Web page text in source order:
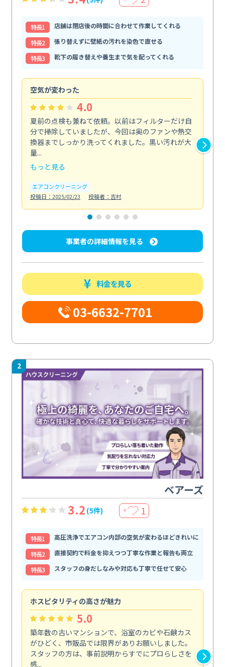
特⻑1
店舗は閉店後の時間に合わせて作業してくれる
特⻑2
張り替えずに壁紙の汚れを染色で直せる
特⻑3
靴下の履き替えや養生まで気を配ってくれる
空気が変わった
4.0
夏前の点検も兼ねて依頼。以前はフィルターだけ自
分で掃除していましたが、今回は奥のファンや熱交
換器までしっかり洗ってくれました。黒い汚れが大
量...
もっと見る
エアコンクリーニング
投稿日：2025/02/23
投稿者：吉村
事業者の詳細情報を見る
料金を見る
03-6632-7701
2
ベアーズ
3.2 (5件) ＋ 1
特⻑1
高圧洗浄でエアコン内部の空気が変わるほどきれいに
特⻑2
直接契約で料金を抑えつつ丁寧な作業と報告も両立
特⻑3
スタッフの身だしなみや対応も丁寧で任せて安心
ホスピタリティの高さが魅力
5.0
築年数の古いマンションで、浴室のカビや石鹸カス
がひどく、市販品では限界がありお願いしました。
スタッフの方は、事前説明からすでにプロらしさを
感...